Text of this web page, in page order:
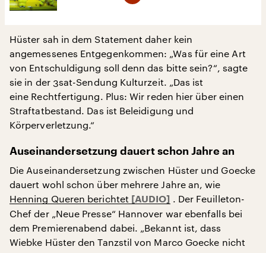
Hüster sah in dem Statement daher kein
angemessenes Entgegenkommen: „Was für eine Art
von Entschuldigung soll denn das bitte sein?“, sagte
sie in der 3sat-Sendung Kulturzeit. „Das ist
eine Rechtfertigung. Plus: Wir reden hier über einen
Straftatbestand. Das ist Beleidigung und
Körperverletzung.“
Auseinandersetzung dauert schon Jahre an
Die Auseinandersetzung zwischen Hüster und Goecke
dauert wohl schon über mehrere Jahre an, wie
Henning Queren berichtet
. Der Feuilleton-
Chef der „Neue Presse“ Hannover war ebenfalls bei
dem Premierenabend dabei. „Bekannt ist, dass
Wiebke Hüster den Tanzstil von Marco Goecke nicht